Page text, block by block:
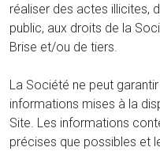
réaliser des actes illicites,
public, aux droits de la
Brise et/ou de tiers.
La Société ne peut
informations mises à la
Site. Les informations
précises que possibles et